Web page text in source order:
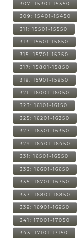
307: 15301-15350
309: 15401-15450
311: 15501-15550
313: 15601-15650
315: 15701-15750
317: 15801-15850
319: 15901-15950
321: 16001-16050
323: 16101-16150
325: 16201-16250
327: 16301-16350
329: 16401-16450
331: 16501-16550
333: 16601-16650
335: 16701-16750
337: 16801-16850
339: 16901-16950
341: 17001-17050
343: 17101-17150